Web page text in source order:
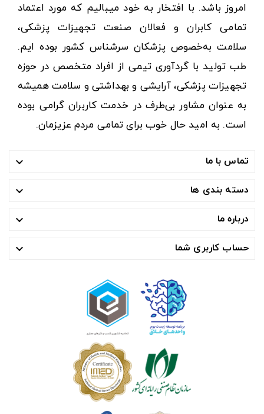
امروز باشد. با افتخار به خود میبالیم که مورد اعتماد
تمامی کابران و فعالان صنعت تجهیزات پزشکی،
سلامت به‌خصوص پزشکان سرشناس کشور بوده ایم.
طب تولید با گردآوری تیمی از افراد متخصص در حوزه
تجهیزات پزشکی، آرایشی و بهداشتی و سلامت همیشه
به عنوان مشاور بی‌طرف در خدمت کاربران گرامی بوده
است. به امید حال خوب برای تمامی مردم عزیزمان.
تماس با ما 
دسته بندی ها 
درباره ما 
حساب کاربری شما 